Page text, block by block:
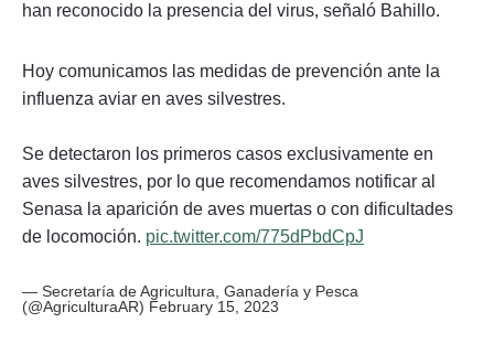
han reconocido la presencia del virus, señaló Bahillo.
Hoy comunicamos las medidas de prevención ante la
influenza aviar en aves silvestres.
Se detectaron los primeros casos exclusivamente en
aves silvestres, por lo que recomendamos notificar al
Senasa la aparición de aves muertas o con dificultades
de locomoción. pic.twitter.com/775dPbdCpJ
— Secretaría de Agricultura, Ganadería y Pesca
(@AgriculturaAR) February 15, 2023